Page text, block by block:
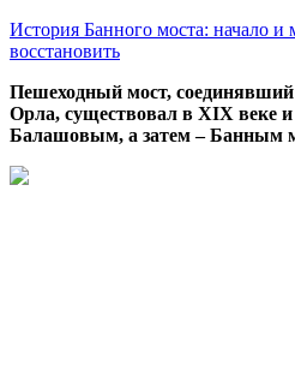
История Банного моста: начало и
восстановить
Пешеходный мост,
Орла, существовал в XIX веке и
Балашовым, а затем – Банным